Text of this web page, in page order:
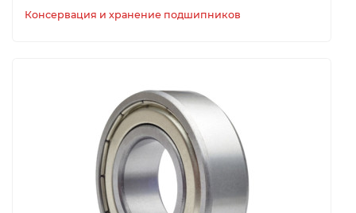
Консервация и хранение подшипников